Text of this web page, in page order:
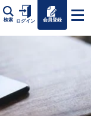
検索 ログイン 会員登録